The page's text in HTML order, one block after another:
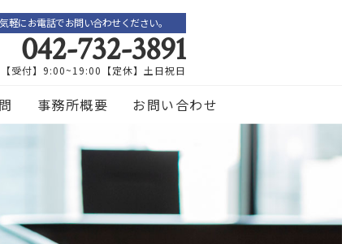
軽にお電話でお問い合わせください。
042-732-3891
【受付】9:00~19:00【定休】土日祝日
事務所概要 お問い合わせ